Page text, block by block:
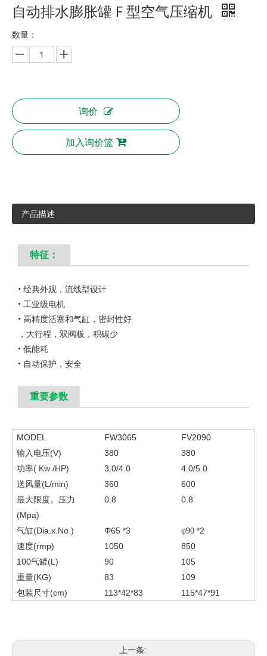
自动排水膨胀罐 F 型空气压缩机
数量：
询价
加入询价篮
产品描述
特征：
• 经典外观，流线型设计
• 工业级电机
• 高精度活塞和气缸，密封性好
，大行程，双阀板，积碳少
• 低能耗
• 自动保护，安全
重要参数
MODEL FW3065
FV2090
输入电压(V)
380
380
功率( Kw /HP) 3.0/4.0
4.0/5.0
送风量(L/min)
360
600
最大限度。压力
(Mpa)
0.8 0.8
气缸(Dia.x.No.) Φ65 *3 φ90 *2
速度(rmp)
1050
850
100气罐(L)
90
105
重量(KG)
83
109
包装尺寸(cm)
113*42*83 115*47*91
上一条: